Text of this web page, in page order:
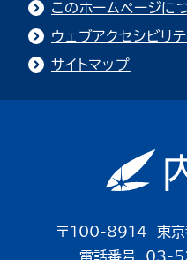
このホームページに
ウェブアクセシビリテ
サイトマップ
〒100-8914 東京
電話番号 03-